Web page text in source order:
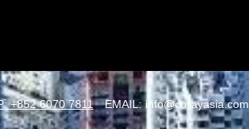
+852 6070 7811 EMAIL:info@corayasia.com